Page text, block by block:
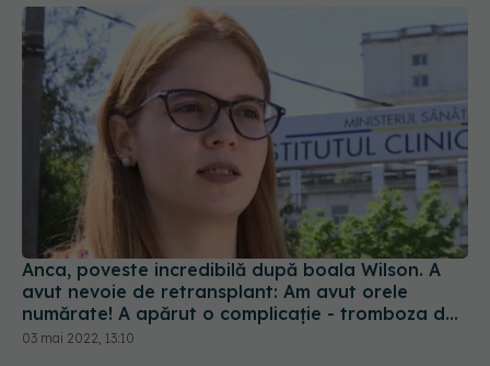
Anca, poveste incredibilă după boala Wilson. A
avut nevoie de retransplant: Am avut orele
numărate! A apărut o complicație - tromboza de
arteră hepatică
03 mai 2022, 13:10